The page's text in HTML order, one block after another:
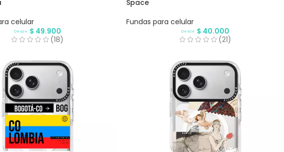
celular
Desde $ 49.900
(18)
Space
Fundas para celular
Desde $ 40.000
(21)